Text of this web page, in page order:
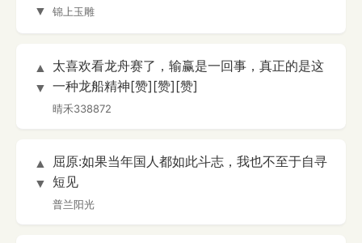
▼
锦上玉雕
▲
▼
太喜欢看龙舟赛了，输赢是一回事，真正的是这
一种龙船精神[赞][赞][赞]
晴禾338872
▲
▼
屈原:如果当年国人都如此斗志，我也不至于自寻
短见
普兰阳光